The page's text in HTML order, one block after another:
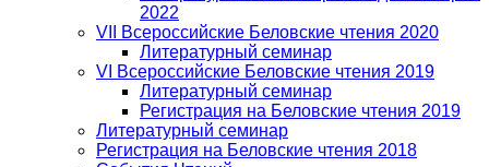
2022
VII Всероссийские Беловские чтения 2020
Литературный семинар
VI Всероссийские Беловские чтения 2019
Литературный семинар
Регистрация на Беловские чтения 2019
Литературный семинар
Регистрация на Беловские чтения 2018